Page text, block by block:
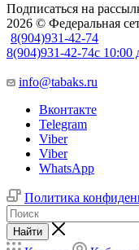
Подписаться на
2026 © Федеральная
8(904)931-42-74
8(904)931-42-74с 10:00
info@tabaks.ru
Вконтакте
Telegram
Viber
Viber
WhatsApp
Политика
Найти